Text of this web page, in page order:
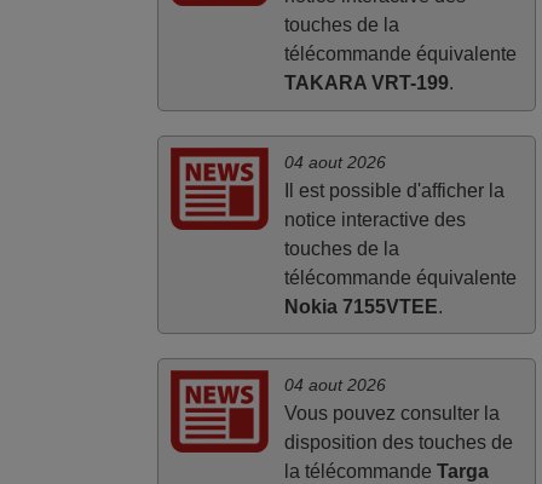
touches de la
télécommande équivalente
TAKARA VRT-199.
04 aout 2026
Il est possible d'afficher la
notice interactive des
touches de la
télécommande équivalente
Nokia 7155VTEE.
04 aout 2026
Vous pouvez consulter la
disposition des touches de
la télécommande Targa